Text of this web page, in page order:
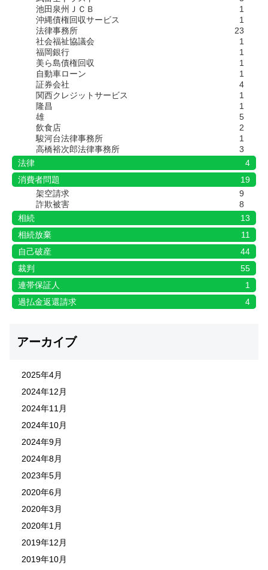
池田泉州ＪＣＢ
1
沖縄債権回収サービス
1
法律事務所
23
社会福祉協議会
1
福岡銀行
1
美ら島債権回収
1
自動車ローン
1
証券会社
4
関西クレジットサービス
1
隆昌
1
雄
5
飲食店
2
駿河台法律事務所
1
高橋裕次郎法律事務所
3
法律
4
消費者問題
19
架空請求
9
詐欺被害
8
相続
13
相続放棄
11
自己破産
44
裁判
55
連帯保証人
1
過払金返還請求
4
アーカイブ
2025年4月
2024年12月
2024年11月
2024年10月
2024年9月
2024年8月
2023年5月
2020年6月
2020年3月
2020年1月
2019年12月
2019年10月